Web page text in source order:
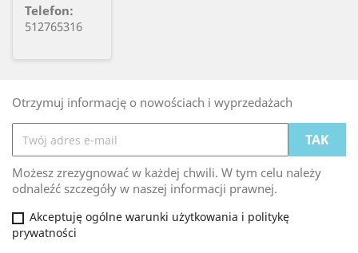
Telefon:
512765316
Otrzymuj informację o nowościach i wyprzedażach
Możesz zrezygnować w każdej chwili. W tym celu należy
odnaleźć szczegóły w naszej informacji prawnej.
Akceptuję ogólne warunki użytkowania i politykę
prywatności